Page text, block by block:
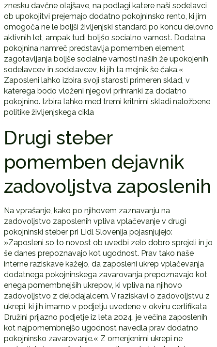
znesku davčne olajšave, na podlagi katere naši sodelavci
ob upokojitvi prejemajo dodatno pokojninsko rento, ki jim
omogoča ne le boljši življenjski standard po koncu delovno
aktivnih let, ampak tudi boljšo socialno varnost. Dodatna
pokojnina namreč predstavlja pomemben element
zagotavljanja boljše socialne varnosti naših že upokojenih
sodelavcev in sodelavcev, ki jih ta mejnik še čaka.«
Zaposleni lahko izbira svoji starosti primeren sklad, v
katerega bodo vloženi njegovi prihranki za dodatno
pokojnino. Izbira lahko med tremi kritnimi skladi naložbene
politike življenjskega cikla
Drugi steber
pomemben dejavnik
zadovoljstva zaposlenih
Na vprašanje, kako po njihovem zaznavanju na
zadovoljstvo zaposlenih vpliva vplačevanje v drugi
pokojninski steber pri Lidl Slovenija pojasnjujejo:
»Zaposleni so to novost ob uvedbi zelo dobro sprejeli in jo
še danes prepoznavajo kot ugodnost. Prav tako naše
interne raziskave kažejo, da zaposleni ukrep vplačevanja
dodatnega pokojninskega zavarovanja prepoznavajo kot
enega pomembnejših ukrepov, ki vpliva na njihovo
zadovoljstvo z delodajalcem. V raziskavi o zadovoljstvu z
ukrepi, ki jih imamo v podjetju uvedene v okviru certifikata
Družini prijazno podjetje iz leta 2024, je večina zaposlenih
kot najpomembnejšo ugodnost navedla prav dodatno
pokojninsko zavarovanje.« Z omenjenimi ukrepi ne